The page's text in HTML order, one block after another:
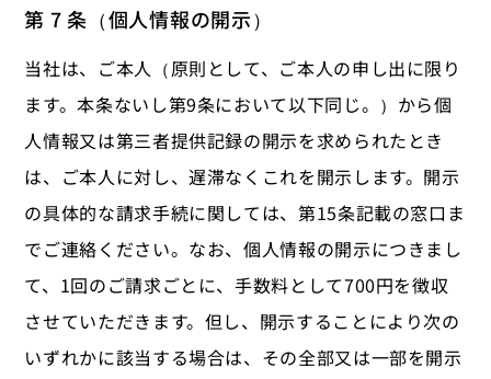
第 7 条（個人情報の開示）
当社は、ご本人（原則として、ご本人の申し出に限り
ます。本条ないし第9条において以下同じ。）から個
人情報又は第三者提供記録の開示を求められたとき
は、ご本人に対し、遅滞なくこれを開示します。開示
の具体的な請求手続に関しては、第15条記載の窓口ま
でご連絡ください。なお、個人情報の開示につきまし
て、1回のご請求ごとに、手数料として700円を徴収
させていただきます。但し、開示することにより次の
いずれかに該当する場合は、その全部又は一部を開示